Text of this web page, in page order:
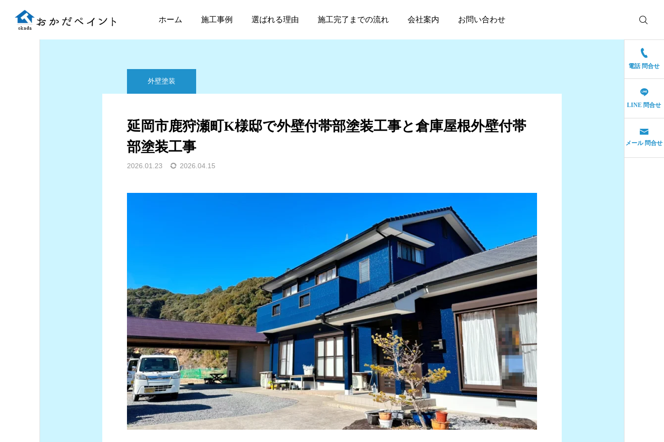
ホーム 施工事例 選ばれる理由 施工完了までの流れ 会社案内 お問い合わせ
電話 問合せ
LINE 問合せ
メール 問合せ
外壁塗装 延岡市鹿狩瀬町K様邸で外壁付帯部塗装工事と倉庫屋根外壁付帯部塗装工事
外壁塗装
延岡市鹿狩瀬町K様邸で外壁付帯部塗装工事と倉庫屋根外壁付帯
部塗装工事
2026.01.23 2026.04.15